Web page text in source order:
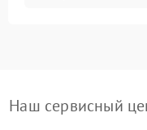
Наш сервисный